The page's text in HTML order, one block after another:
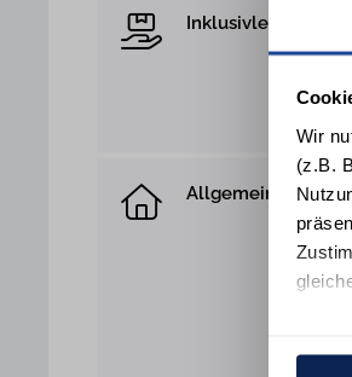
Wir
(z.B.
Inklusivleistung
Allgemein